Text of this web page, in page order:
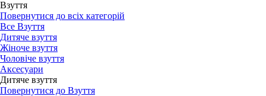
Взуття
Повернутися до всіх категорій
Все Взуття
Дитяче взуття
Жіноче взуття
Чоловіче взуття
Аксесуари
Дитяче взуття
Повернутися до Взуття